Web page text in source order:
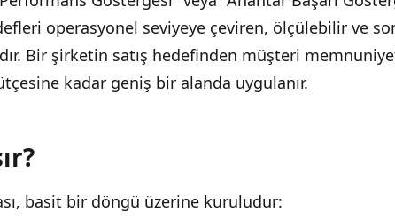
operasyonel seviyeye çeviren, ölçülebilir ve
Bir şirketin satış hedefinden müşteri
kadar geniş bir alanda uygulanır.
basit bir döngü üzerine kuruludur: